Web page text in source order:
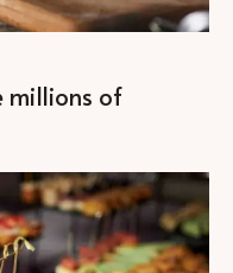
millions of